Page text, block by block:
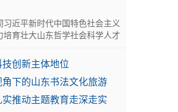
习近平新时代中国特色社会主义
培育壮大山东哲学社会科学人才
创新主体地位
下的山东书法文化旅游
推动主题教育走深走实